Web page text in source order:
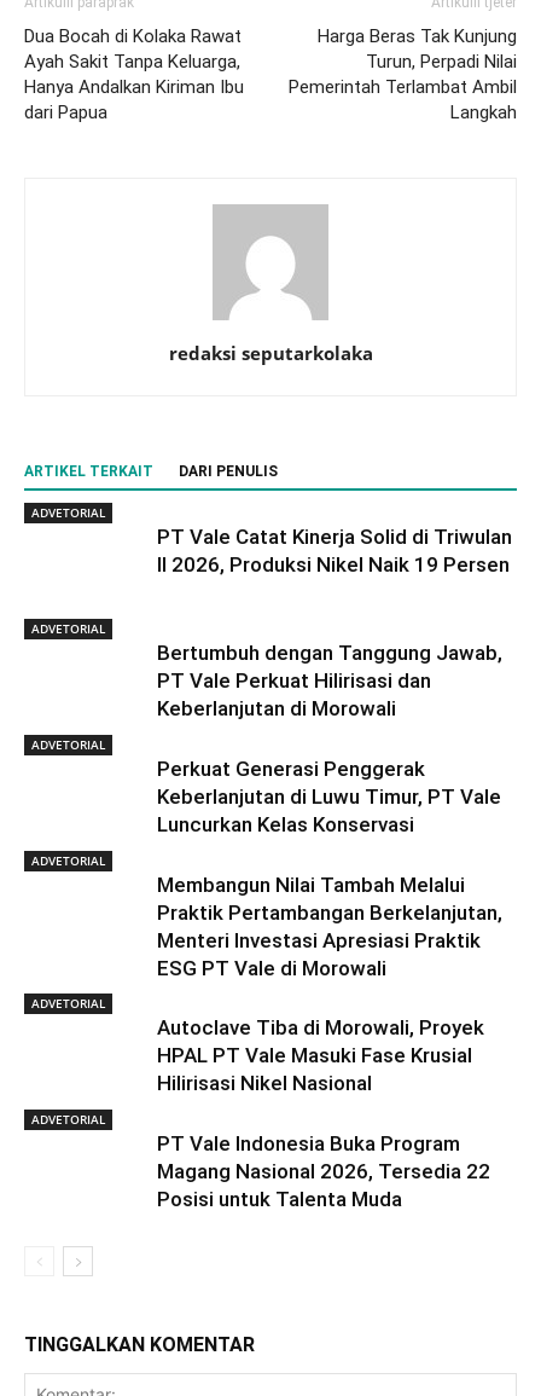
Dua Bocah di Kolaka Rawat
Ayah Sakit Tanpa Keluarga,
Hanya Andalkan Kiriman Ibu
dari Papua
Harga Beras Tak Kunjung
Turun, Perpadi Nilai
Pemerintah Terlambat Ambil
Langkah
redaksi seputarkolaka
ARTIKEL TERKAIT DARI PENULIS
ADVETORIAL
PT Vale Catat Kinerja Solid di Triwulan
II 2026, Produksi Nikel Naik 19 Persen
ADVETORIAL
Bertumbuh dengan Tanggung Jawab,
PT Vale Perkuat Hilirisasi dan
Keberlanjutan di Morowali
ADVETORIAL
Perkuat Generasi Penggerak
Keberlanjutan di Luwu Timur, PT Vale
Luncurkan Kelas Konservasi
ADVETORIAL
Membangun Nilai Tambah Melalui
Praktik Pertambangan Berkelanjutan,
Menteri Investasi Apresiasi Praktik
ESG PT Vale di Morowali
ADVETORIAL
Autoclave Tiba di Morowali, Proyek
HPAL PT Vale Masuki Fase Krusial
Hilirisasi Nikel Nasional
ADVETORIAL
PT Vale Indonesia Buka Program
Magang Nasional 2026, Tersedia 22
Posisi untuk Talenta Muda
TINGGALKAN KOMENTAR